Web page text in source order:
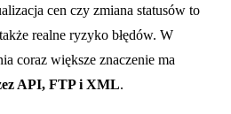
cen czy zmiana statusów to
realne ryzyko błędów. W
coraz większe znaczenie ma
API, FTP i XML.